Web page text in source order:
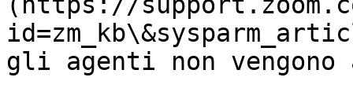
gli agenti non